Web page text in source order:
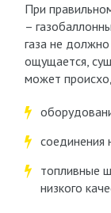
При
–
газа не должно
ощущается,
может
соединения
топливные
низкого